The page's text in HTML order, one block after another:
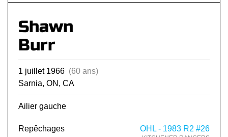
Shawn
Burr
1 juillet 1966 (60 ans)
Sarnia, ON, CA
Ailier gauche
Repêchages OHL - 1983 R2 #26